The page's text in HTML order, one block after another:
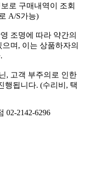
로 구매내역이 조회
A/S가능)
조명에 따라 약간의
며, 이는 상품하자의
, 고객 부주의로 인한
행됩니다. (수리비, 택
02-2142-6296